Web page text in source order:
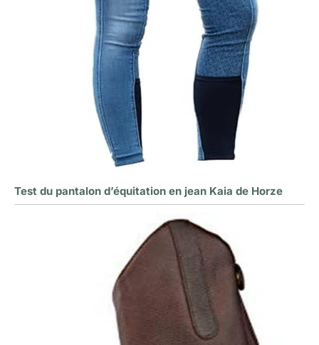
Test du pantalon d’équitation en jean Kaia de Horze